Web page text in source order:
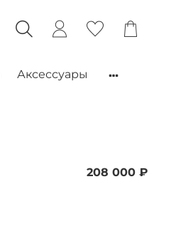
Аксессуары
208 000 ₽